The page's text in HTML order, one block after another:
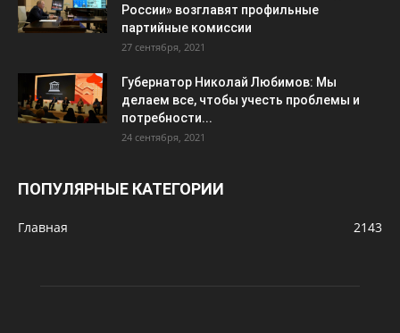
России» возглавят профильные
партийные комиссии
27 сентября, 2021
Губернатор Николай Любимов: Мы
делаем все, чтобы учесть проблемы и
потребности...
24 сентября, 2021
ПОПУЛЯРНЫЕ КАТЕГОРИИ
Главная 2143